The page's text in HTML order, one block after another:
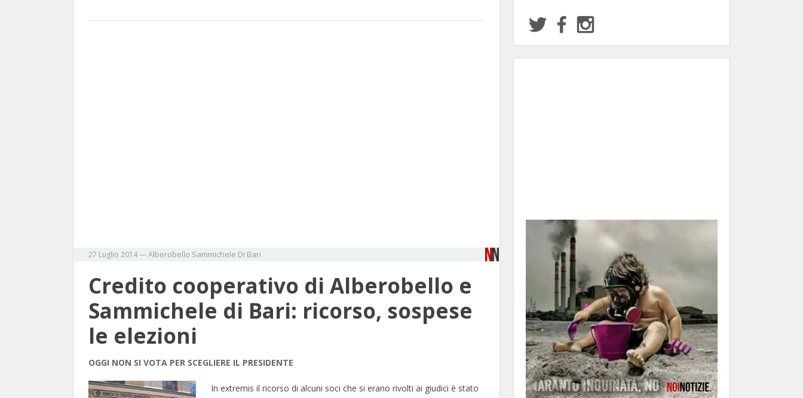
27 Luglio 2014—Alberobello Sammichele Di Bari
Credito cooperativo di Alberobello e
Sammichele di Bari: ricorso, sospese
le elezioni
OGGI NON SI VOTA PER SCEGLIERE IL PRESIDENTE
In extremis il ricorso di alcuni soci che si erano rivolti ai giudici è stato